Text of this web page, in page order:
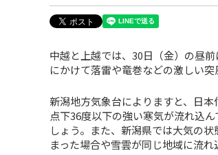
中越と上越では、30日（金）の昼
にかけて落雷や竜巻などの激しい
新潟地方気象台によりますと、日
点下36度以下の強い寒気が流れ込
しょう。また、新潟県では大気の
まった場合や雪雲が同じ地域に流